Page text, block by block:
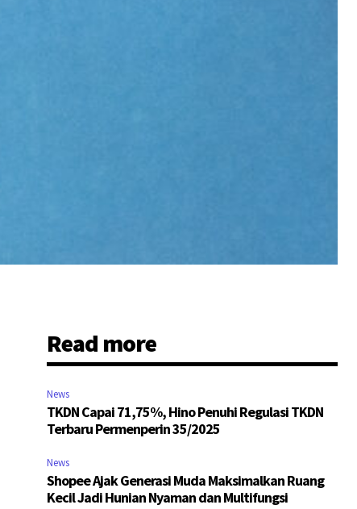
Read more
News
TKDN Capai 71,75%, Hino Penuhi Regulasi TKDN
Terbaru Permenperin 35/2025
News
Shopee Ajak Generasi Muda Maksimalkan Ruang
Kecil Jadi Hunian Nyaman dan Multifungsi